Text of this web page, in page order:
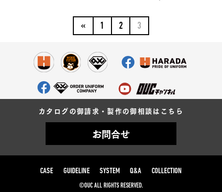
« 1 2 3
カタログの御請求・製作の御相談はこちら
お問合せ
CASE GUIDELINE SYSTEM Q&A COLLECTION
©OUC ALL RIGHTS RESERVED.